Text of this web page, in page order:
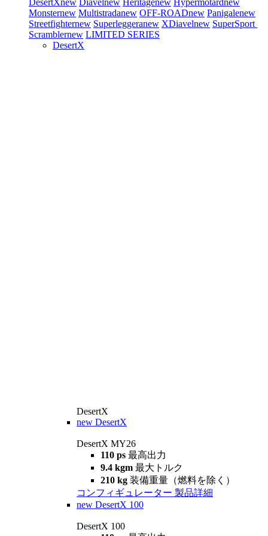
DesertXnew Diavelnew Heritagenew Hypermotardnew
Monsternew Multistradanew OFF-ROADnew Panigalenew
Streetfighternew Superleggeranew XDiavelnew SuperSport
Scramblernew LIMITED SERIES
DesertX
DesertX
new DesertX
DesertX MY26
110 ps 最高出力
9.4 kgm 最大トルク
210 kg 装備重量（燃料を除く）
コンフィギュレーター 製品詳細
new DesertX 100
DesertX 100